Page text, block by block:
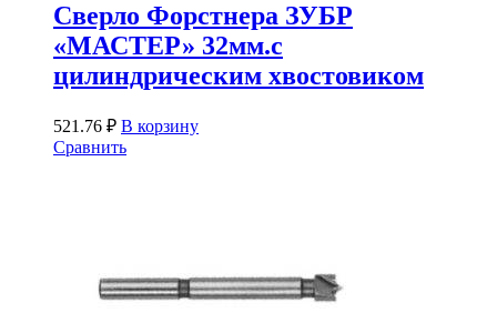
Сверло Форстнера ЗУБР
«МАСТЕР» 32мм.с
цилиндрическим хвостовиком
521.76 ₽ В корзину
Сравнить